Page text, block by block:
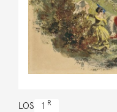
LOS 1 R